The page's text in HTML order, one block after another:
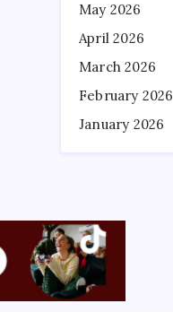
May 2026
April 2026
March 2026
February 2026
January 2026